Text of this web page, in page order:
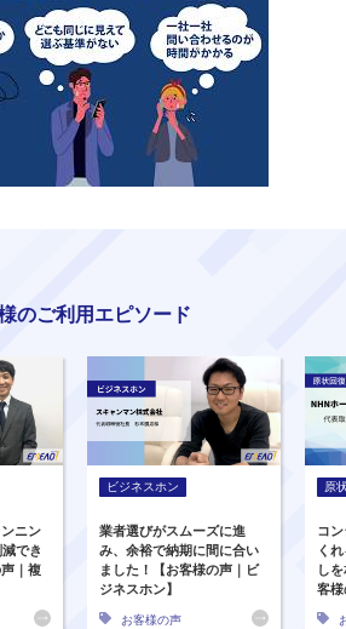
のご利用エピソード
ニン
でき
｜複
ビジネスホン
業者選びがスムーズに進
み、余裕で納期に間に合い
ました！【お客様の声｜ビ
ジネスホン】
お客様の声
原
コ
く
し
客